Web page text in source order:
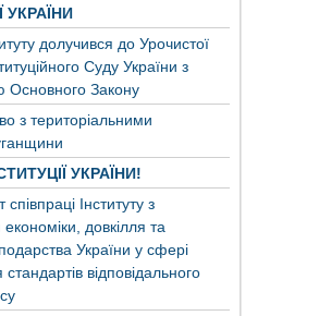
УКРАЇНИ
долучився до Урочистої
Суду України з
Основного Закону
з територіальними
УКРАЇНИ!
Інституту з
економіки, довкілля та
України у сфері
відповідального